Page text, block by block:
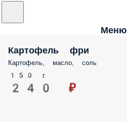
Меню
Картофель фри
Картофель, масло, соль
150 г.
240 ₽